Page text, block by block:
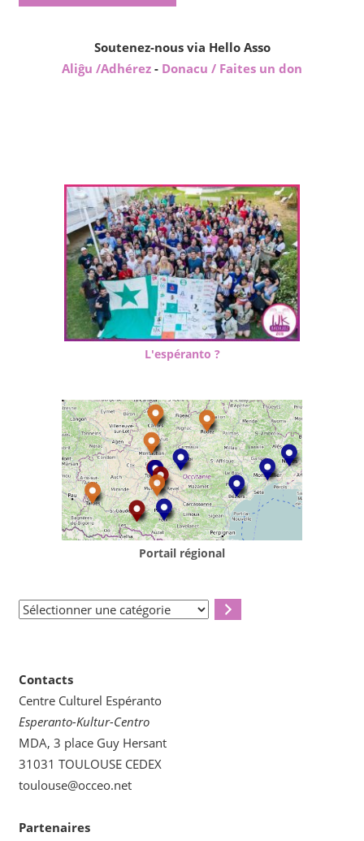
Soutenez-nous via Hello Asso
Aliĝu /Adhérez - Donacu / Faites un don
L'espéranto ?
Portail régional
Sélectionner
Contacts
Centre Culturel Espéranto
Esperanto-Kultur-Centro
MDA, 3 place Guy Hersant
31031 TOULOUSE CEDEX
toulouse@occeo.net
Partenaires